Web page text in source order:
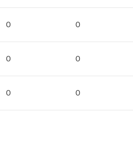
0 0
0 0
0 0